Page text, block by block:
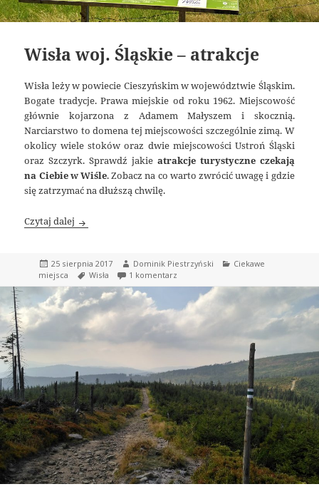
Wisła woj. Śląskie – atrakcje
Wisła leży w powiecie Cieszyńskim w województwie Śląskim.
Bogate tradycje. Prawa miejskie od roku 1962. Miejscowość
głównie kojarzona z Adamem Małyszem i skocznią.
Narciarstwo to domena tej miejscowości szczególnie zimą. W
okolicy wiele stoków oraz dwie miejscowości Ustroń Śląski
oraz Szczyrk. Sprawdź jakie atrakcje turystyczne czekają
na Ciebie w Wiśle. Zobacz na co warto zwrócić uwagę i gdzie
się zatrzymać na dłuższą chwilę.
Czytaj dalej Wisła woj. Śląskie – atrakcje
Data
publikacji
25 sierpnia 2017 Autor
Dominik Piestrzyński Kategorie
Ciekawe
miejsca
Tagi
Wisła 1 komentarz